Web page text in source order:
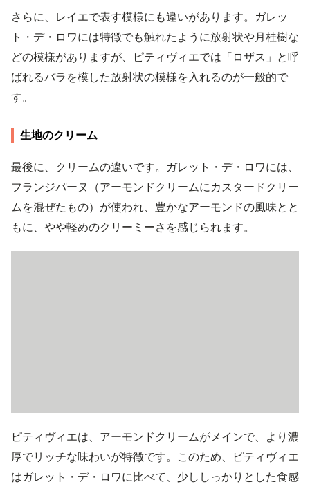
さらに、レイエで表す模様にも違いがあります。ガレッ
ト・デ・ロワには特徴でも触れたように放射状や月桂樹な
どの模様がありますが、ピティヴィエでは「ロザス」と呼
ばれるバラを模した放射状の模様を入れるのが一般的で
す。
生地のクリーム
最後に、クリームの違いです。ガレット・デ・ロワには、
フランジパーヌ（アーモンドクリームにカスタードクリー
ムを混ぜたもの）が使われ、豊かなアーモンドの風味とと
もに、やや軽めのクリーミーさを感じられます。
ピティヴィエは、アーモンドクリームがメインで、より濃
厚でリッチな味わいが特徴です。このため、ピティヴィエ
はガレット・デ・ロワに比べて、少ししっかりとした食感